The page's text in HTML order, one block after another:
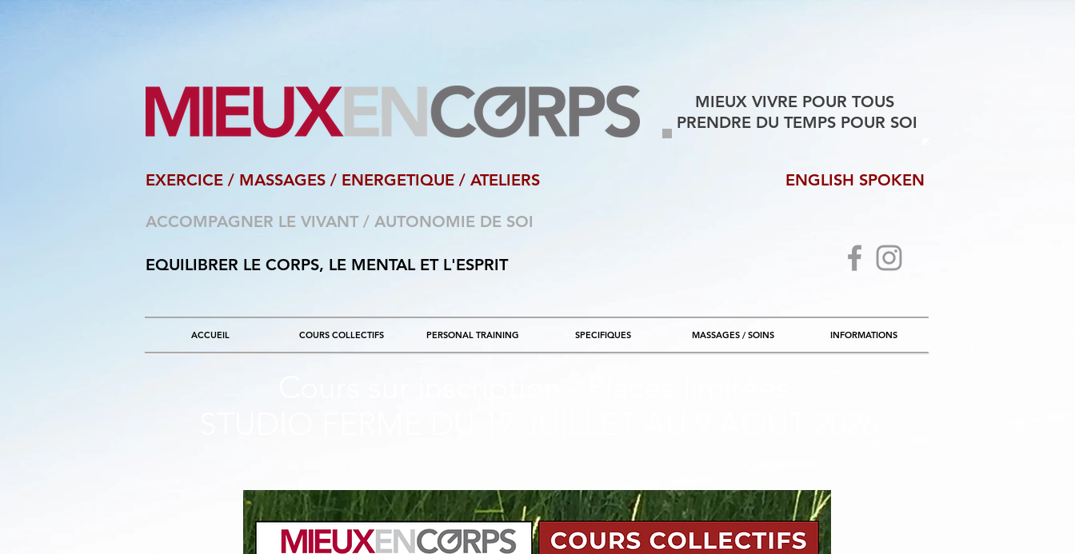
MIEUX VIVRE POUR TOUS
PRENDRE DU TEMPS POUR SOI
EXERCICE / MASSAGES / ENERGETIQUE / ATELIERS ENGLISH SPOKEN
ACCOMPAGNER LE VIVANT / AUTONOMIE DE SOI
EQUILIBRER LE CORPS, LE MENTAL ET L'ESPRIT
ACCUEIL COURS COLLECTIFS PERSONAL TRAINING SPECIFIQUES MASSAGES / SOINS INFORMATIONS